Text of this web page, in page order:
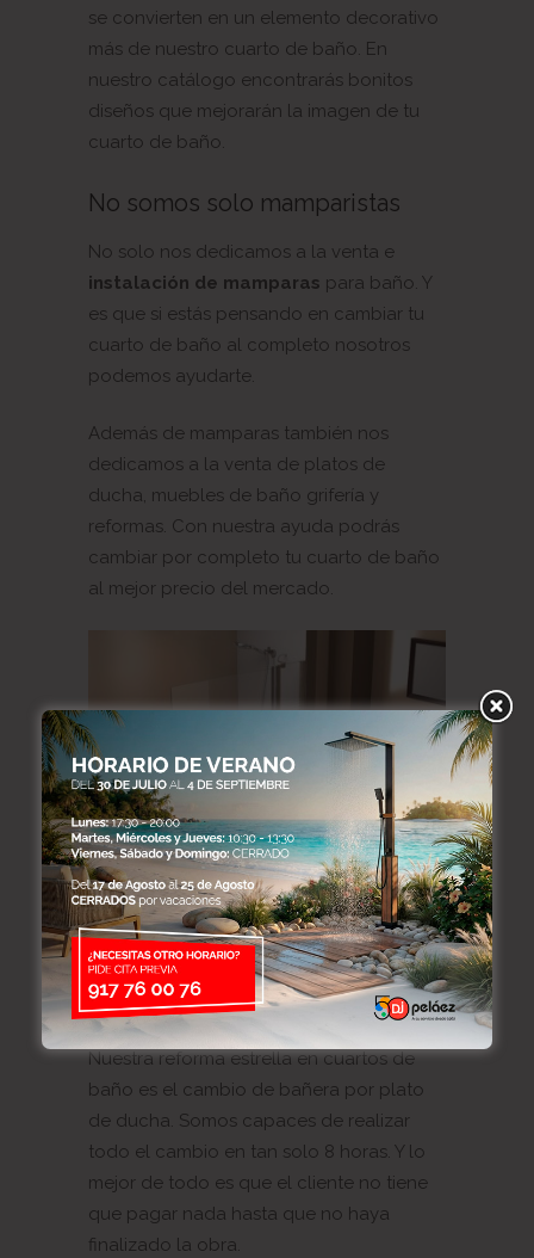
se convierten en un elemento decorativo
más de nuestro cuarto de baño. En
nuestro catálogo encontrarás bonitos
diseños que mejorarán la imagen de tu
cuarto de baño.
No somos solo mamparistas
No solo nos dedicamos a la venta e
instalación de mamparas para baño. Y
es que si estás pensando en cambiar tu
cuarto de baño al completo nosotros
podemos ayudarte.
Además de mamparas también nos
dedicamos a la venta de platos de
ducha, muebles de baño grifería y
reformas. Con nuestra ayuda podrás
cambiar por completo tu cuarto de baño
al mejor precio del mercado.
Cambiar bañera por plato de
ducha en el menor tiempo
Nuestra reforma estrella en cuartos de
baño es el cambio de bañera por plato
de ducha. Somos capaces de realizar
todo el cambio en tan solo 8 horas. Y lo
mejor de todo es que el cliente no tiene
que pagar nada hasta que no haya
finalizado la obra.